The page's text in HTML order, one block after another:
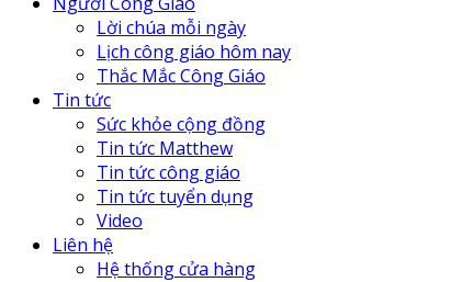
Lời chúa mỗi ngày
Lịch công giáo hôm nay
Thắc Mắc Công Giáo
Tin tức
Sức khỏe cộng đồng
Tin tức Matthew
Tin tức công giáo
Tin tức tuyển dụng
Video
Liên hệ
Hệ thống cửa hàng